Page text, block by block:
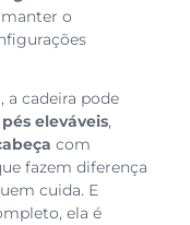
o
a cadeira pode
eleváveis,
com
fazem diferença
cuida. E
ela é